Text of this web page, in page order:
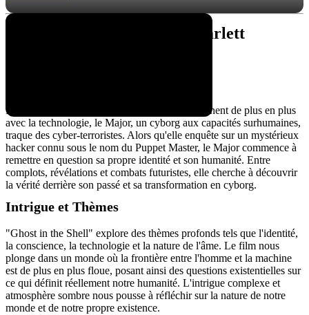
"Ghost in the Shell" avec Scarlett
Dans un monde futuriste où les humains fusionnent de plus en plus
avec la technologie, le Major, un cyborg aux capacités surhumaines,
traque des cyber-terroristes. Alors qu'elle enquête sur un mystérieux
hacker connu sous le nom du Puppet Master, le Major commence à
remettre en question sa propre identité et son humanité. Entre
complots, révélations et combats futuristes, elle cherche à découvrir
la vérité derrière son passé et sa transformation en cyborg.
Intrigue et Thèmes
"Ghost in the Shell" explore des thèmes profonds tels que l'identité,
la conscience, la technologie et la nature de l'âme. Le film nous
plonge dans un monde où la frontière entre l'homme et la machine
est de plus en plus floue, posant ainsi des questions existentielles sur
ce qui définit réellement notre humanité. L'intrigue complexe et
atmosphère sombre nous pousse à réfléchir sur la nature de notre
monde et de notre propre existence.